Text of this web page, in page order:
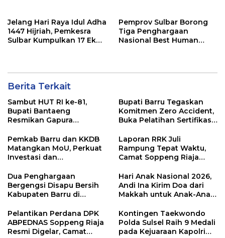
Jelang Hari Raya Idul Adha
1447 Hijriah, Pemkesra
Sulbar Kumpulkan 17 Ekor
Pemprov Sulbar Borong
Tiga Penghargaan
Nasional Best Human
Berita Terkait
Sambut HUT RI ke-81,
Bupati Bantaeng
Resmikan Gapura
Bupati Barru Tegaskan
Komitmen Zero Accident,
Buka Pelatihan Sertifikasi
Pemkab Barru dan KKDB
Matangkan MoU, Perkuat
Investasi dan
Laporan RRK Juli
Rampung Tepat Waktu,
Camat Soppeng Riaja
dan Kelurahan
Dua Penghargaan
Bergengsi Disapu Bersih
Kabupaten Barru di
Hari Anak Nasional 2026,
Andi Ina Kirim Doa dari
Makkah untuk Anak-Anak
Pelantikan Perdana DPK
ABPEDNAS Soppeng Riaja
Resmi Digelar, Camat
Kontingen Taekwondo
Polda Sulsel Raih 9 Medali
pada Kejuaraan Kapolri